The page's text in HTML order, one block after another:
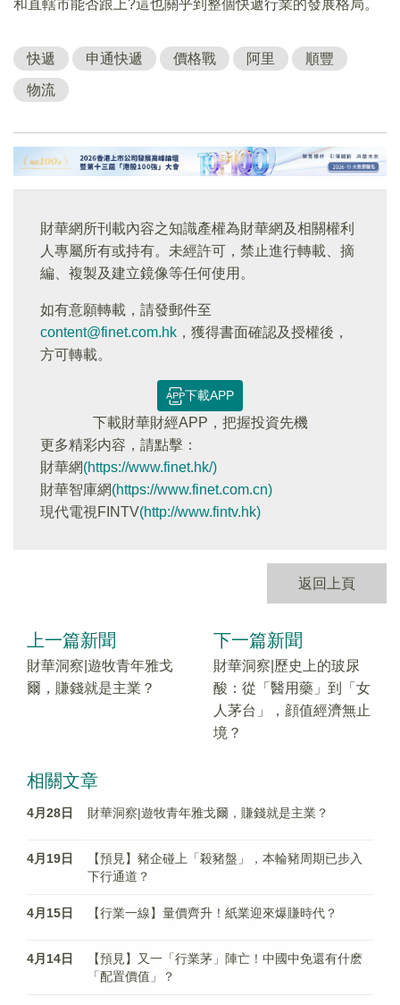
和直轄市能否跟上?這也關乎到整個快遞行業的發展格局。
快遞 申通快遞 價格戰 阿里 順豐
物流
財華網所刊載內容之知識產權為財華網及相關權利
人專屬所有或持有。未經許可，禁止進行轉載、摘
編、複製及建立鏡像等任何使用。
如有意願轉載，請發郵件至
content@finet.com.hk ，獲得書面確認及授權後，
方可轉載。
下載APP
下載財華財經APP，把握投資先機
更多精彩内容，請點擊：
財華網(https://www.finet.hk/)
財華智庫網(https://www.finet.com.cn)
現代電視FINTV(http://www.fintv.hk)
返回上頁
上一篇新聞
財華洞察|遊牧青年雅戈
爾，賺錢就是主業？
下一篇新聞
財華洞察|歷史上的玻尿
酸：從「醫用藥」到「女
人茅台」，顔值經濟無止
境？
相關文章
4月28日 財華洞察|遊牧青年雅戈爾，賺錢就是主業？
4月19日
【預見】豬企碰上「殺豬盤」，本輪豬周期已步入
下行通道？
4月15日 【行業一線】量價齊升！紙業迎來爆賺時代？
4月14日
【預見】又一「行業茅」陣亡！中國中免還有什麽
「配置價值」？